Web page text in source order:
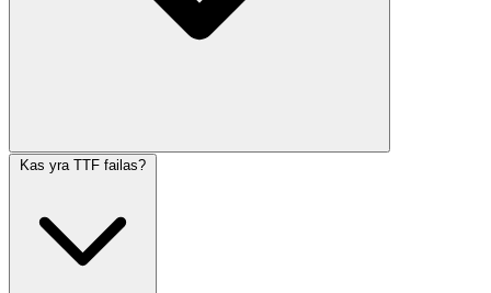
Kas yra TTF failas?